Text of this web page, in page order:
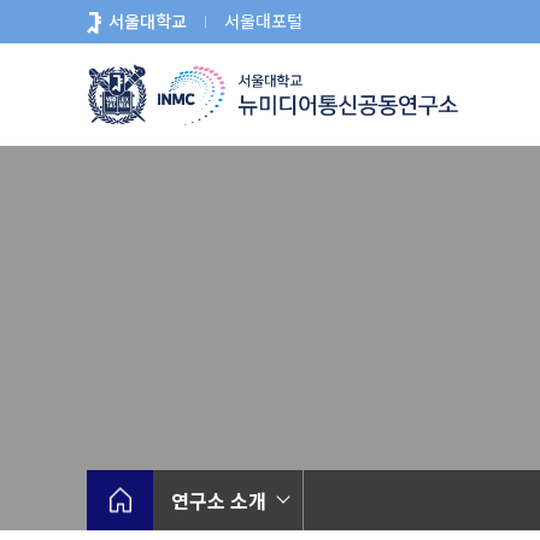
로
서울대학교 서울대포털
연구소 소개